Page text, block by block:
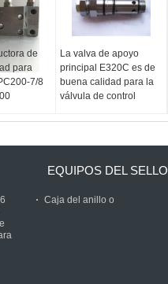
de
para
7/8
La valva de apoyo
principal E320C es de
buena calidad para la
válvula de control
EQUIPOS DEL SELLO
Caja del anillo o